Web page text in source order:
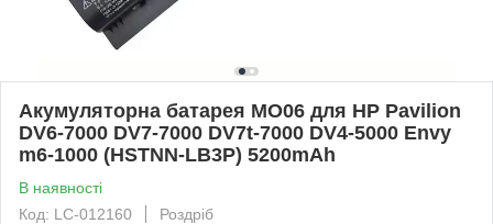
Акумуляторна батарея MO06 для HP Pavilion
DV6-7000 DV7-7000 DV7t-7000 DV4-5000 Envy
m6-1000 (HSTNN-LB3P) 5200mAh
В наявності
Код: LC-012160
Роздріб